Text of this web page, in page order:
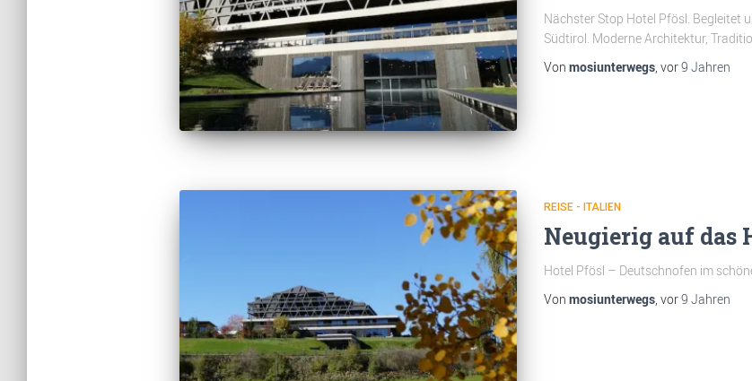
Nächster Stop Hotel Pfösl. Begleitet
Südtirol. Moderne Architektur,
Von mosiunterwegs, vor9 Jahren
REISE - ITALIEN
Neugierig auf das
Hotel Pfösl – Deutschnofen im
Von mosiunterwegs, vor9 Jahren